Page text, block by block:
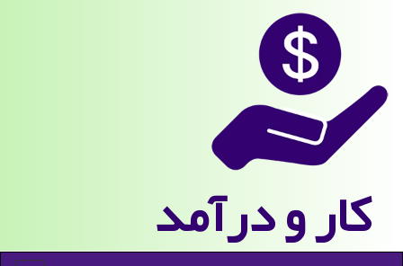
كار و درآمد